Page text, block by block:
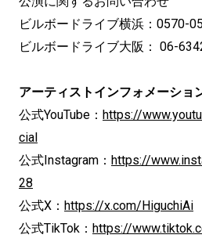
ビルボードライブ横浜：0570-
ビルボードライブ大阪： 06-
アーティストインフォメーショ
公式YouTube： https://
cial
公式Instagram： https://
28
公式X： https://x.com/HiguchiAi
公式TikTok： https://